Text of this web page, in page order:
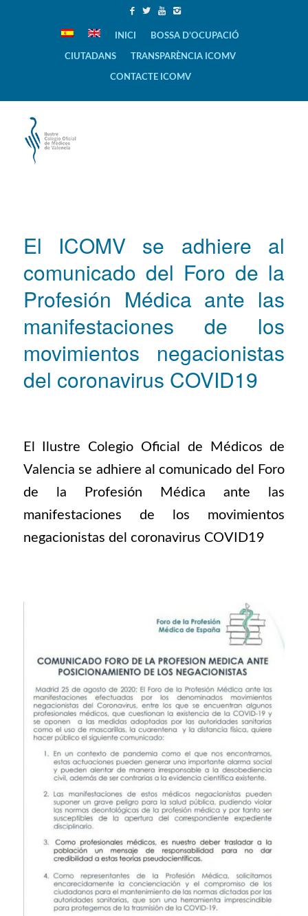
INICI BOSSA D’OCUPACIÓ
CIUTADANS TRANSPARÈNCIA ICOMV
CONTACTE ICOMV
El ICOMV se adhiere al
comunicado del Foro de la
Profesión Médica ante las
manifestaciones de los
movimientos negacionistas
del coronavirus COVID19
El Ilustre Colegio Oficial de Médicos de
Valencia se adhiere al comunicado del Foro
de la Profesión Médica ante las
manifestaciones de los movimientos
negacionistas del coronavirus COVID19